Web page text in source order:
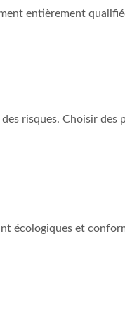
entièrement
risques. Choisir des
écologiques et